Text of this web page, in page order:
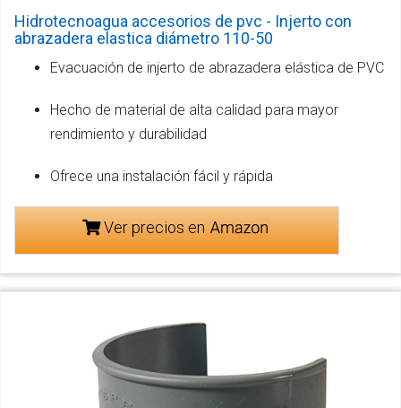
Hidrotecnoagua accesorios de pvc - Injerto con
abrazadera elastica diámetro 110-50
Evacuación de injerto de abrazadera elástica de PVC
Hecho de material de alta calidad para mayor
rendimiento y durabilidad
Ofrece una instalación fácil y rápida
Ver precios en